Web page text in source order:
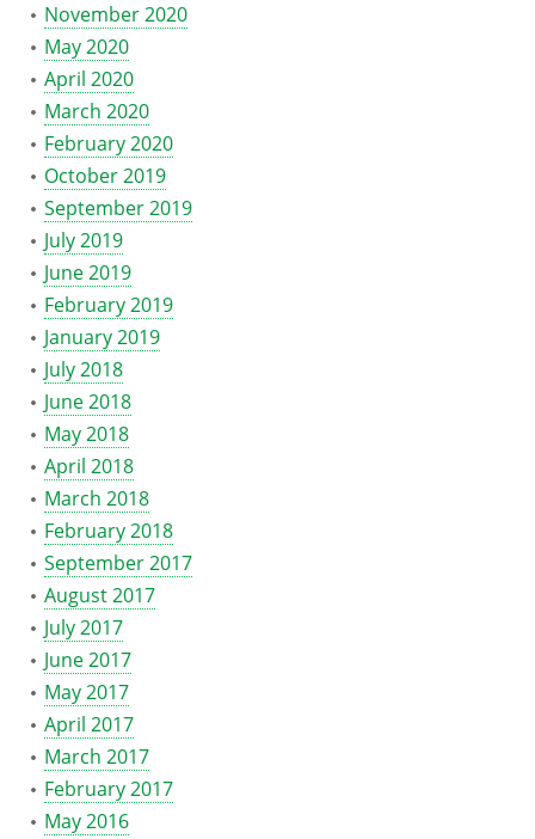
November 2020
May 2020
April 2020
March 2020
February 2020
October 2019
September 2019
July 2019
June 2019
February 2019
January 2019
July 2018
June 2018
May 2018
April 2018
March 2018
February 2018
September 2017
August 2017
July 2017
June 2017
May 2017
April 2017
March 2017
February 2017
May 2016